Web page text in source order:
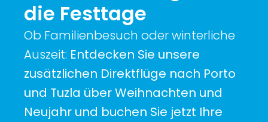
die Festtage
Ob Familienbesuch oder winterliche
Auszeit: Entdecken Sie unsere
zusätzlichen Direktflüge nach Porto
und Tuzla über Weihnachten und
Neujahr und buchen Sie jetzt Ihre